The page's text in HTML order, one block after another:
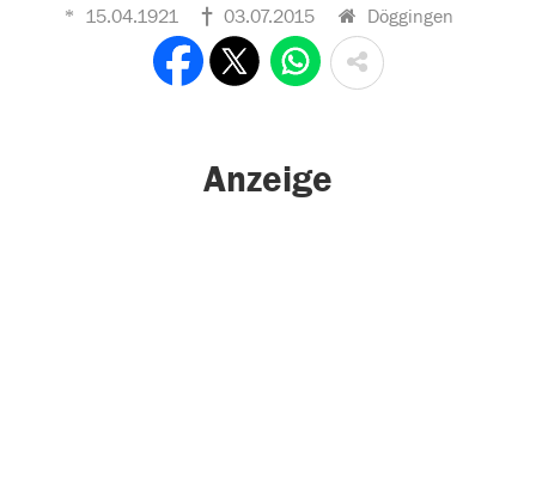
15.04.1921 03.07.2015 Döggingen
Anzeige